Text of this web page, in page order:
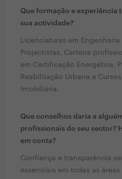
Que formação e experiência
sua actividade?
Licenciaturas em
Projectistas, Carteira
em Certificação Energética,
Reabilitação Urbana e
Imobiliária.
Que conselhos daria a
profissionais do seu sector?
em conta?
Confiança e transparência
essenciais em todas as